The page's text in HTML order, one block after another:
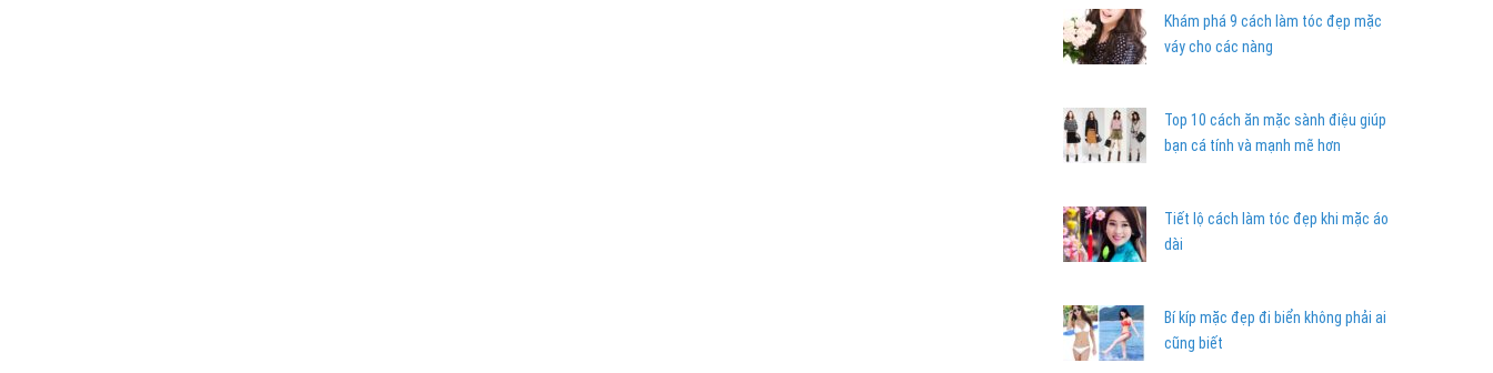
Khám phá 9 cách làm tóc đẹp mặc
váy cho các nàng
Top 10 cách ăn mặc sành điệu giúp
bạn cá tính và mạnh mẽ hơn
Tiết lộ cách làm tóc đẹp khi mặc áo
dài
Bí kíp mặc đẹp đi biển không phải ai
cũng biết